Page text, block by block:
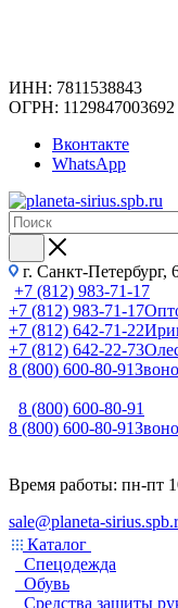
ИНН: 7811538843
ОГРН: 1129847003692
Вконтакте
WhatsApp
г. Санкт-
+7 (812) 983-71-17
+7 (812) 983-71-17
+7 (812) 642-71-22
+7 (812) 642-22-73
8 (800) 600-80-91
8 (800) 600-80-91
8 (800) 600-80-91
Время работы: пн-пт
sale@planeta-
Каталог
Спецодежда
Обувь
Средства защиты